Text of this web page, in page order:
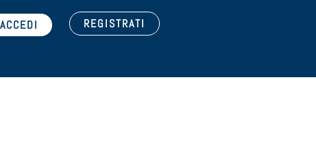
REGISTRATI